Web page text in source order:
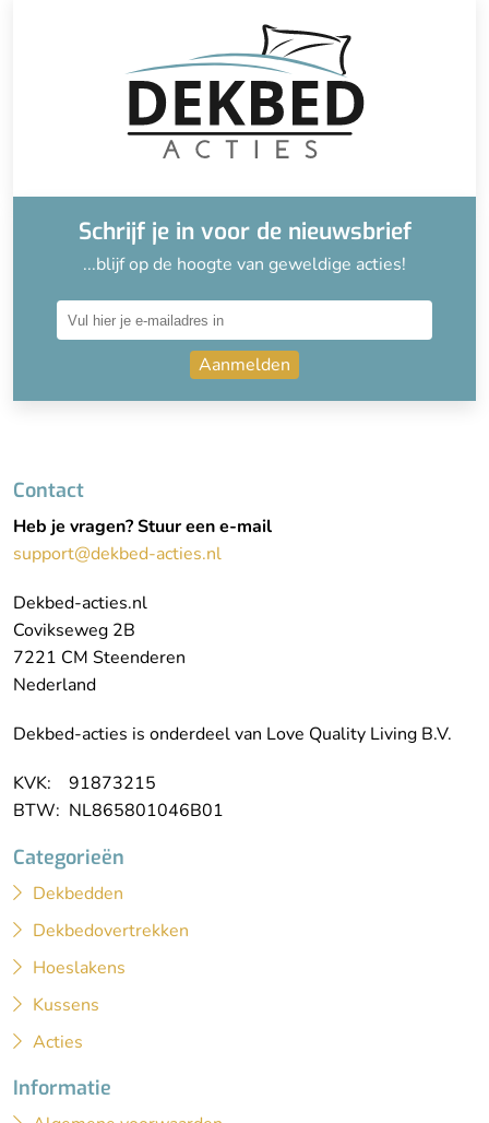
Schrijf je in voor de nieuwsbrief
...blijf op de hoogte van geweldige acties!
Aanmelden
Contact
Heb je vragen? Stuur een e-mail
support@dekbed-acties.nl
Dekbed-acties.nl
Covikseweg 2B
7221 CM Steenderen
Nederland
Dekbed-acties is onderdeel van Love Quality Living B.V.
KVK: 91873215
BTW: NL865801046B01
Categorieën
Dekbedden
Dekbedovertrekken
Hoeslakens
Kussens
Acties
Informatie